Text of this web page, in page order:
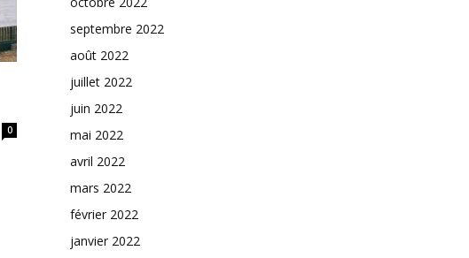
0
septembre 2022
août 2022
juillet 2022
juin 2022
mai 2022
avril 2022
mars 2022
février 2022
janvier 2022